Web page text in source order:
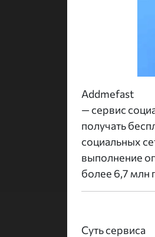
Addmefast
— сервис
получать
социальных
выполнение
более 6,7 млн
Суть сервиса